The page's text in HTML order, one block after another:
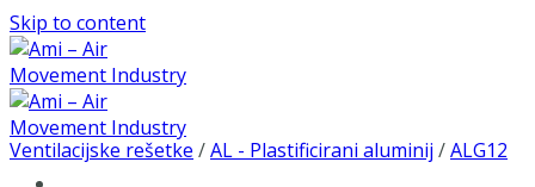
Skip to content
Ventilacijske rešetke /AL - Plastificirani aluminij /ALG12